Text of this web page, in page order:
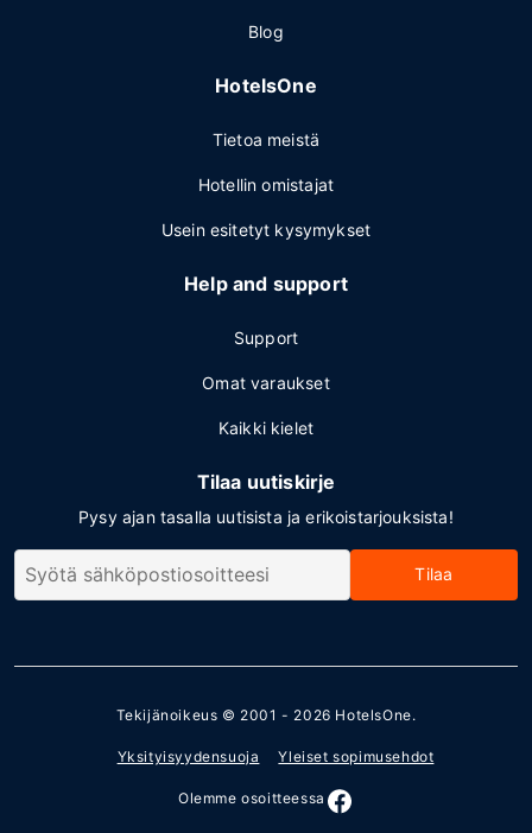
Blog
HotelsOne
Tietoa meistä
Hotellin omistajat
Usein esitetyt kysymykset
Help and support
Support
Omat varaukset
Kaikki kielet
Tilaa uutiskirje
Pysy ajan tasalla uutisista ja erikoistarjouksista!
Tilaa
Tekijänoikeus © 2001 - 2026 HotelsOne.
Yksityisyydensuoja Yleiset sopimusehdot
Olemme osoitteessa